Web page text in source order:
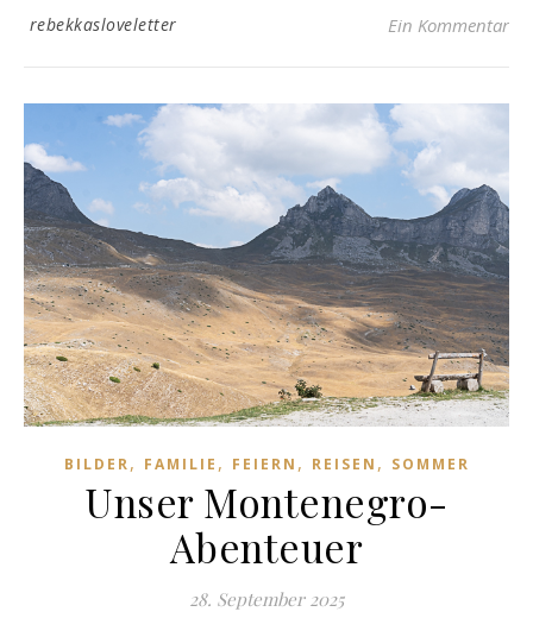
rebekkasloveletter Ein Kommentar
BILDER, FAMILIE , FEIERN , REISEN , SOMMER
Unser Montenegro-
Abenteuer
28. September 2025